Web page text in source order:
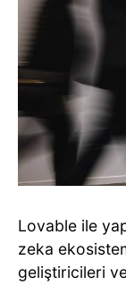
Lovable ile
zeka
geliştiricileri